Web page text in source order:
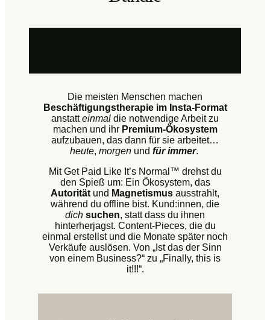
Die meisten Menschen machen
Beschäftigungstherapie im Insta-Format
anstatteinmal die notwendige Arbeit zu
machen und ihr Premium-Ökosystem
aufzubauen, das dann für sie arbeitet…
heute, morgen und für immer.
Mit Get Paid Like It’s Normal™ drehst du
den Spieß um: Ein Ökosystem, das
Autorität und Magnetismus ausstrahlt,
während du offline bist. Kund:innen, die
dich suchen, statt dass du ihnen
hinterherjagst. Content-Pieces, die du
einmal erstellst und die Monate später noch
Verkäufe auslösen. Von „Ist das der Sinn
von einem Business?“ zu „Finally, this is
it!!!“.